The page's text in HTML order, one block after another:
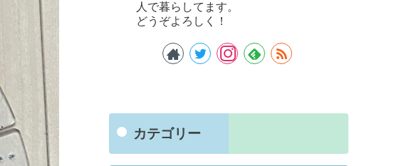
人で暮らしてます。
どうぞよろしく！
カテゴリー